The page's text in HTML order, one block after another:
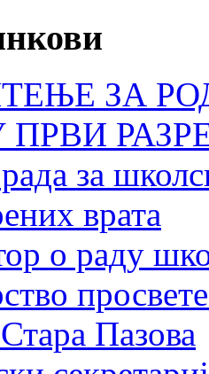
ЗА
за
врата
о раду
Пазова